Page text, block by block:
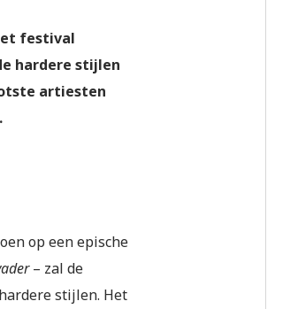
festival
hardere stijlen
artiesten
op een epische
– zal de
stijlen. Het